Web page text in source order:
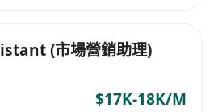
(市場營銷助理)
$17K-18K/M